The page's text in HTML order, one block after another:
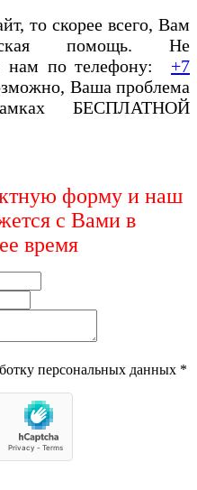
то скорее всего, Вам
помощь. Не
нам по телефону:
+7
Ваша проблема
БЕСПЛАТНОЙ
форму и наш
с Вами в
время
персональных данных *